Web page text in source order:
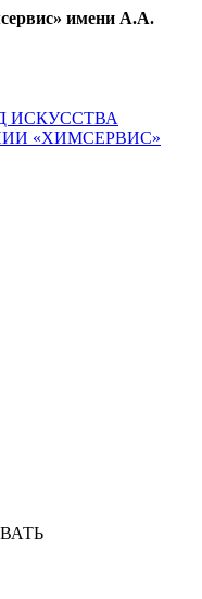
имени А.А.
ИСКУССТВА
«ХИМСЕРВИС»